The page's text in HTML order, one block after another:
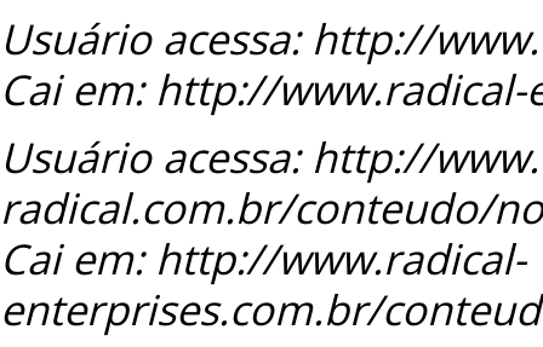
Usuário acessa: http://
Cai em: http://
Usuário acessa: http://
radical.com.br/conteudo/
Cai em: http://www.radical-
enterprises.com.br/